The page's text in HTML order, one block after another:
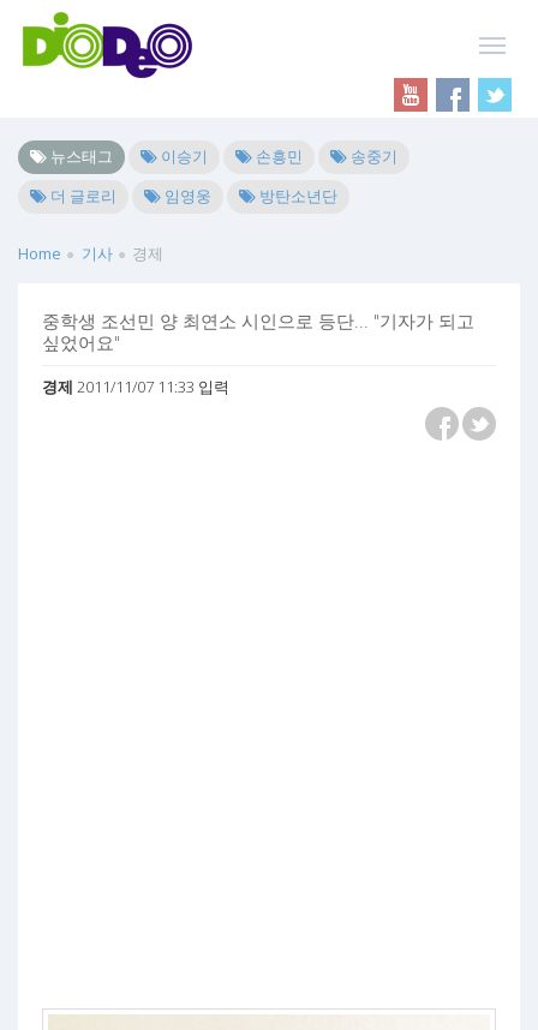
뉴스태그 이승기 손흥민
송중기
더 글로리
임영웅 방탄소년단
Home 기사 경제
중학생 조선민 양 최연소 시인으로 등단... "기자가 되고
싶었어요"
경제 2011/11/07 11:33 입력